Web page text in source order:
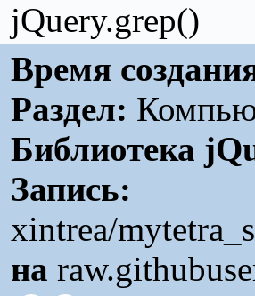
jQuery.grep()
Время
Раздел:
Библиотека
Запись:
xintrea/
на